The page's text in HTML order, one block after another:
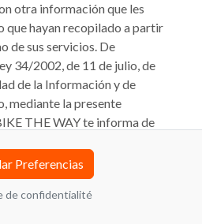
otra información que les
que hayan recopilado a partir
de sus servicios. De
34/2002, de 11 de julio, de
de la Información y de
mediante la presente
THE WAY te informa de
tener en el futuro (en
utiliza cookies, ficheros
en tu ordenador
Preferencias
de confidentialité